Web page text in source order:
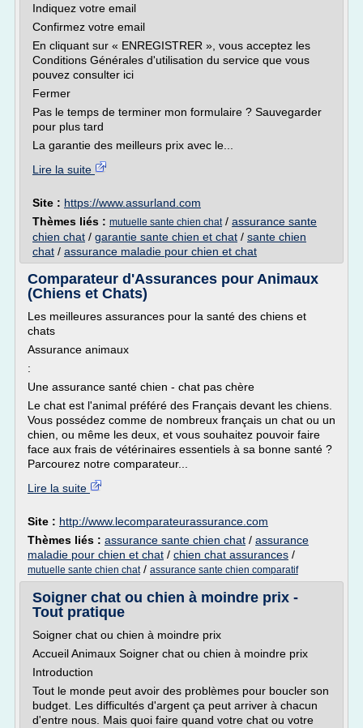
Indiquez votre email
Confirmez votre email
En cliquant sur « ENREGISTRER », vous acceptez les
Conditions Générales d'utilisation du service que vous
pouvez consulter ici
Fermer
Pas le temps de terminer mon formulaire ? Sauvegarder
pour plus tard
La garantie des meilleurs prix avec le...
Lire la suite
Site : https://www.assurland.com
Thèmes liés : mutuelle sante chien chat/ assurance sante
chien chat / garantie sante chien et chat / sante chien
chat / assurance maladie pour chien et chat
Comparateur d'Assurances pour Animaux
(Chiens et Chats)
Les meilleures assurances pour la santé des chiens et
chats
Assurance animaux
:
Une assurance santé chien - chat pas chère
Le chat est l'animal préféré des Français devant les chiens.
Vous possédez comme de nombreux français un chat ou un
chien, ou même les deux, et vous souhaitez pouvoir faire
face aux frais de vétérinaires essentiels à sa bonne santé ?
Parcourez notre comparateur...
Lire la suite
Site : http://www.lecomparateurassurance.com
Thèmes liés : assurance sante chien chat / assurance
maladie pour chien et chat / chien chat assurances /
mutuelle sante chien chat/ assurance sante chien comparatif
Soigner chat ou chien à moindre prix -
Tout pratique
Soigner chat ou chien à moindre prix
Accueil Animaux Soigner chat ou chien à moindre prix
Introduction
Tout le monde peut avoir des problèmes pour boucler son
budget. Les difficultés d'argent ça peut arriver à chacun
d'entre nous. Mais quoi faire quand votre chat ou votre